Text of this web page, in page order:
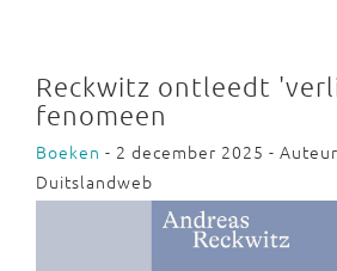
Reckwitz ontleedt
fenomeen
Boeken - 2 december 2025 -
Duitslandweb